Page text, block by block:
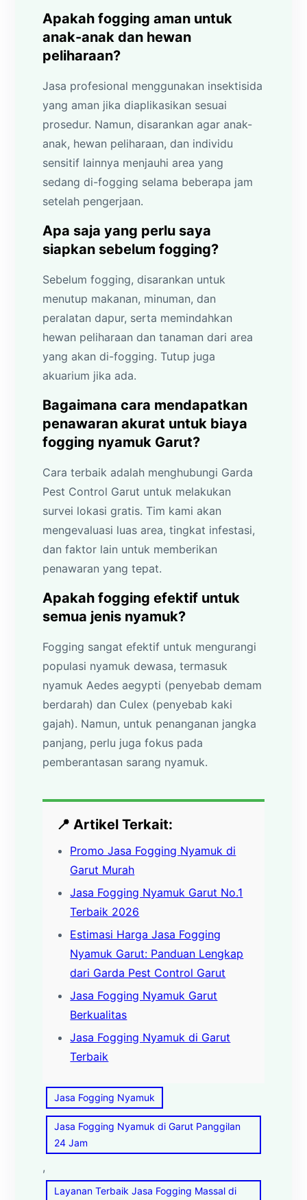
Apakah fogging aman untuk
anak-anak dan hewan
peliharaan?
Jasa profesional menggunakan insektisida
yang aman jika diaplikasikan sesuai
prosedur. Namun, disarankan agar anak-
anak, hewan peliharaan, dan individu
sensitif lainnya menjauhi area yang
sedang di-fogging selama beberapa jam
setelah pengerjaan.
Apa saja yang perlu saya
siapkan sebelum fogging?
Sebelum fogging, disarankan untuk
menutup makanan, minuman, dan
peralatan dapur, serta memindahkan
hewan peliharaan dan tanaman dari area
yang akan di-fogging. Tutup juga
akuarium jika ada.
Bagaimana cara mendapatkan
penawaran akurat untuk biaya
fogging nyamuk Garut?
Cara terbaik adalah menghubungi Garda
Pest Control Garut untuk melakukan
survei lokasi gratis. Tim kami akan
mengevaluasi luas area, tingkat infestasi,
dan faktor lain untuk memberikan
penawaran yang tepat.
Apakah fogging efektif untuk
semua jenis nyamuk?
Fogging sangat efektif untuk mengurangi
populasi nyamuk dewasa, termasuk
nyamuk Aedes aegypti (penyebab demam
berdarah) dan Culex (penyebab kaki
gajah). Namun, untuk penanganan jangka
panjang, perlu juga fokus pada
pemberantasan sarang nyamuk.
📍 Artikel Terkait:
Promo Jasa Fogging Nyamuk di
Garut Murah
Jasa Fogging Nyamuk Garut No.1
Terbaik 2026
Estimasi Harga Jasa Fogging
Nyamuk Garut: Panduan Lengkap
dari Garda Pest Control Garut
Jasa Fogging Nyamuk Garut
Berkualitas
Jasa Fogging Nyamuk di Garut
Terbaik
Jasa Fogging Nyamuk
Jasa Fogging Nyamuk di Garut Panggilan
24 Jam
,
Layanan Terbaik Jasa Fogging Massal di